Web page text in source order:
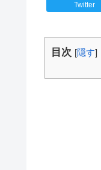
Twitter
目次 [隠す]